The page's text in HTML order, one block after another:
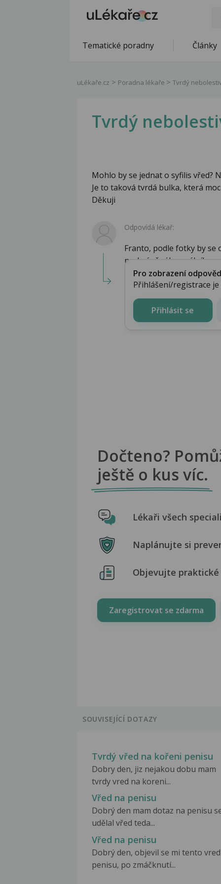
Tematické poradny Články
uLékaře.cz Poradna lékaře Tvrdý
Tvrdý
Mohlo by se jednat o syfilis vřed?
Je to taková tvrdá bulka, která
Děkuji
Odpovídá lékař:
Franto, podle fotky by se
nechráněného orálního
Pro zobrazení
Přihlášení/registrace
Přihlásit se
Dočteno?
ještě o kus víc.
Lékaři všech
Naplánujte si
Objevujte
Zaregistrovat se zdarma
SOUVISEJÍCÍ DOTAZY
Tvrdý vřed na kořeni penisu
Dobry den, jiz nejakou dobu mam
tvrdy vred na koreni...
Vřed na penisu
Dobrý den mam dotaz na penisu
udělal vřed teda...
Vřed na penisu
Dobrý den, objevil se mi tento
penisu, po zmáčknutí...